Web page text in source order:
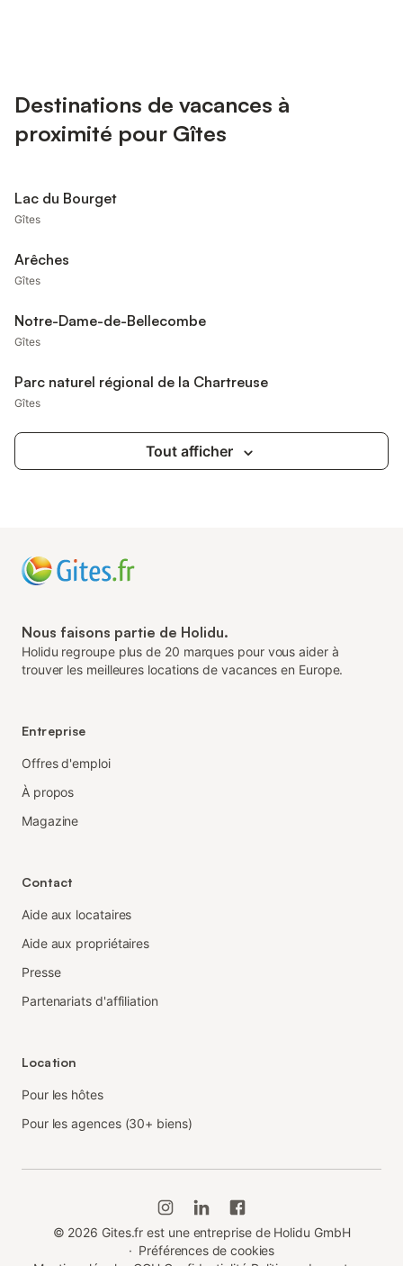
Destinations de vacances à
proximité pour Gîtes
Lac du Bourget
Gîtes
Arêches
Gîtes
Notre-Dame-de-Bellecombe
Gîtes
Parc naturel régional de la Chartreuse
Gîtes
Tout afficher
Nous faisons partie de Holidu.
Holidu regroupe plus de 20 marques pour vous aider à
trouver les meilleures locations de vacances en Europe.
Entreprise
Offres d'emploi
À propos
Magazine
Contact
Aide aux locataires
Aide aux propriétaires
Presse
Partenariats d'affiliation
Location
Pour les hôtes
Pour les agences (30+ biens)
© 2026 Gites.fr est une entreprise de Holidu GmbH
· Préférences de cookies